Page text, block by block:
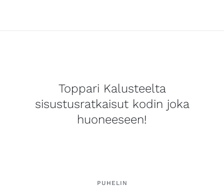
Toppari Kalusteelta
sisustusratkaisut kodin joka
huoneeseen!
PUHELIN